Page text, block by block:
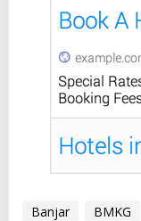
Banjar BMKG